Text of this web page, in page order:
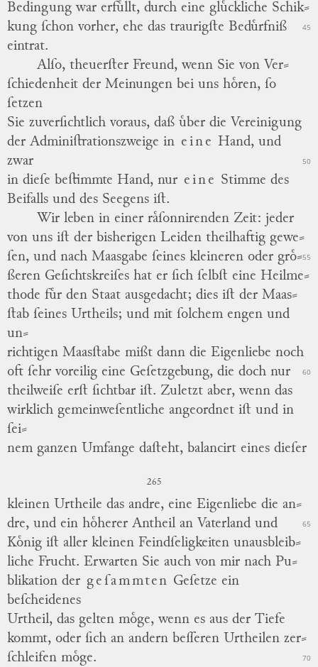
Bedingung war erfuͤllt, durch eine gluͤckliche Schik⸗
kung ſchon vorher, ehe das traurigſte Beduͤrfniß
45
eintrat.
Alſo, theuerſter Freund, wenn Sie von Ver⸗
ſchiedenheit der Meinungen bei uns hoͤren, ſo
ſetzen
Sie zuverſichtlich voraus, daß uͤber die Vereinigung
der Adminiſtrationszweige in eine Hand, und
zwar
50
in dieſe beſtimmte Hand, nur eine Stimme des
Beifalls und des Seegens iſt.
Wir leben in einer raͤſonnirenden Zeit: jeder
von uns iſt der bisherigen Leiden theilhaftig gewe⸗
ſen, und nach Maasgabe ſeines kleineren oder groͤ⸗55
ßeren Geſichtskreiſes hat er ſich ſelbſt eine Heilme⸗
thode fuͤr den Staat ausgedacht; dies iſt der Maas⸗
ſtab ſeines Urtheils; und mit ſolchem engen und
un⸗
richtigen Maasſtabe mißt dann die Eigenliebe noch
oft ſehr voreilig eine Geſetzgebung, die doch nur
60
theilweiſe erſt ſichtbar iſt. Zuletzt aber, wenn das
wirklich gemeinweſentliche angeordnet iſt und in
ſei⸗
nem ganzen Umfange daſteht, balancirt eines dieſer
265
kleinen Urtheile das andre, eine Eigenliebe die an⸗
dre, und ein hoͤherer Antheil an Vaterland und
65
Koͤnig iſt aller kleinen Feindſeligkeiten unausbleib⸗
liche Frucht. Erwarten Sie auch von mir nach Pu⸗
blikation der geſammten Geſetze ein
beſcheidenes
Urtheil, das gelten moͤge, wenn es aus der Tiefe
kommt, oder ſich an andern beſſeren Urtheilen zer⸗
70
ſchleifen moͤge.